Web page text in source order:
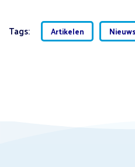
Tags: Artikelen Nieuws